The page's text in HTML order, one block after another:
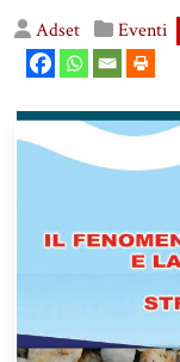
Adset Eventi